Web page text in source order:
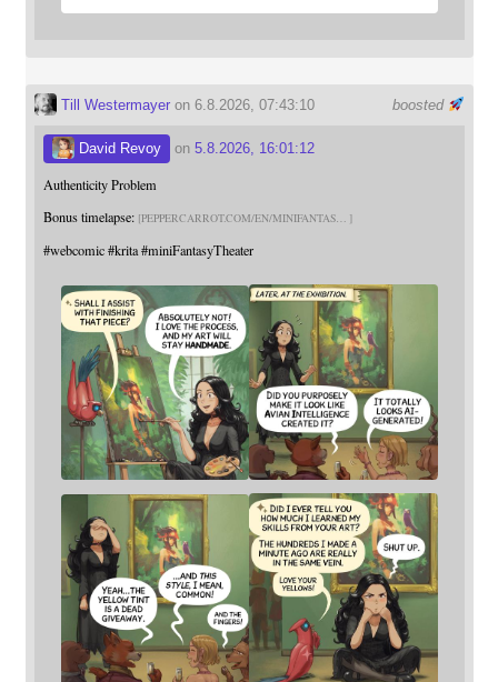
boosted
Till Westermayeron 6.8.2026, 07:43:10
David Revoy on 5.8.2026, 16:01:12
Authenticity Problem
Bonus timelapse: PEPPERCARROT.COM/EN/MINIFANTAS
#webcomic #krita #miniFantasyTheater